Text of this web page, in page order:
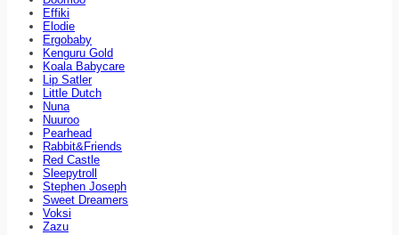
Effiki
Elodie
Ergobaby
Kenguru Gold
Koala Babycare
Lip Satler
Little Dutch
Nuna
Nuuroo
Pearhead
Rabbit&Friends
Red Castle
Sleepytroll
Stephen Joseph
Sweet Dreamers
Voksi
Zazu